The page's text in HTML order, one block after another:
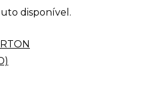
disponível.